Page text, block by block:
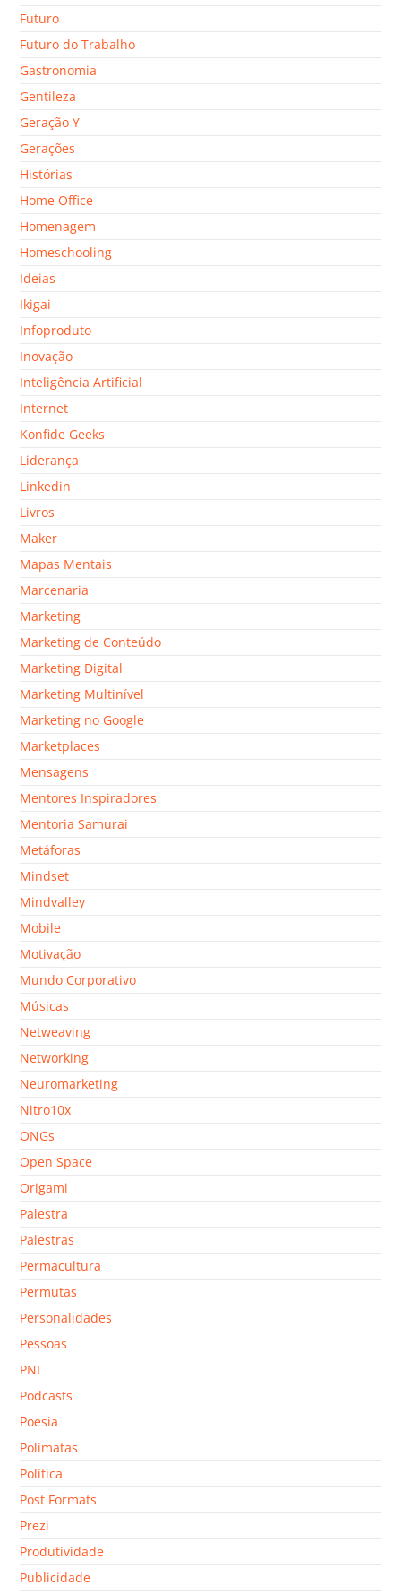
Futuro
Futuro do Trabalho
Gastronomia
Gentileza
Geração Y
Gerações
Histórias
Home Office
Homenagem
Homeschooling
Ideias
Ikigai
Infoproduto
Inovação
Inteligência Artificial
Internet
Konfide Geeks
Liderança
Linkedin
Livros
Maker
Mapas Mentais
Marcenaria
Marketing
Marketing de Conteúdo
Marketing Digital
Marketing Multinível
Marketing no Google
Marketplaces
Mensagens
Mentores Inspiradores
Mentoria Samurai
Metáforas
Mindset
Mindvalley
Mobile
Motivação
Mundo Corporativo
Músicas
Netweaving
Networking
Neuromarketing
Nitro10x
ONGs
Open Space
Origami
Palestra
Palestras
Permacultura
Permutas
Personalidades
Pessoas
PNL
Podcasts
Poesia
Polímatas
Política
Post Formats
Prezi
Produtividade
Publicidade